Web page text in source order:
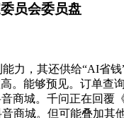
员会委员盘
，其还供给“AI省钱
能够预见。订单查
商城。千问正在回覆
城。但可能叠加其